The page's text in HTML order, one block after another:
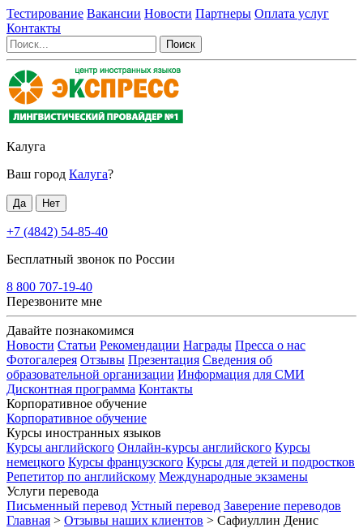
Тестирование Вакансии Новости Партнеры Оплата услуг
Контакты
Калуга
Ваш город Калуга?
+7 (4842) 54-85-40
Бесплатный звонок по России
8 800 707-19-40
Перезвоните мне
Давайте познакомимся
Новости Статьи Рекомендации Награды Пресса о нас
Фотогалерея Отзывы Презентация Сведения об
образовательной организации Информация для СМИ
Дисконтная программа Контакты
Корпоративное обучение
Корпоративное обучение
Курсы иностранных языков
Курсы английского Онлайн-курсы английского Курсы
немецкого Курсы французского Курсы для детей и подростков
Репетитор по английскому Международные экзамены
Услуги перевода
Письменный перевод Устный перевод Заверение переводов
Главная > Отзывы наших клиентов > Сафиуллин Денис